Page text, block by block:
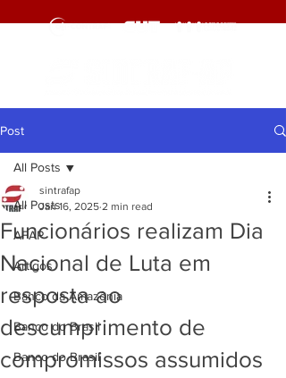
Post
All Posts
AFAP
Artigos
Banco da Amazônia
Banco do Brasil
Banco do Brasil
All Posts
Funcionários realizam Dia
Nacional de Luta em
resposta ao
descumprimento de
compromissos assumidos
sintrafap
Jan 16, 2025 2 min read